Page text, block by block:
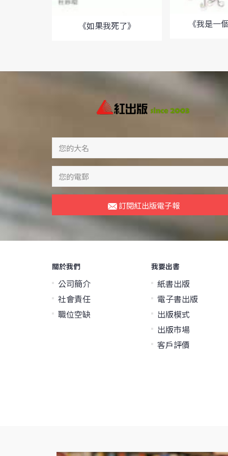
《如果我死了》 《我是一
訂閱紅出版電子報
關於我們
公司簡介
社會責任
職位空缺
我要出書
紙書出版
電子書出版
出版模式
出版市場
客戶評價